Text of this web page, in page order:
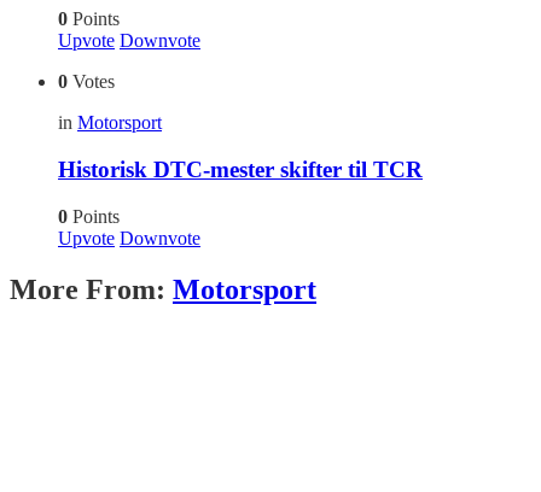
0 Points
Upvote Downvote
0 Votes
in Motorsport
Historisk DTC-mester skifter til TCR
0 Points
Upvote Downvote
More From: Motorsport